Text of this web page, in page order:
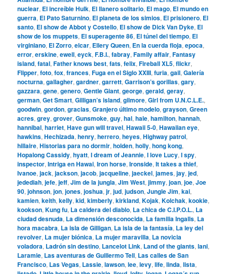
nuclear, El increíble Hulk, El llanero solitario, El mago, El mundo en
guerra, El Pato Saturnino, El planeta de los simios, El prisionero, El
santo, El show de Abbot y Costello, El show de Dick Van Dyke, El
show de los muppets, El superagente 86, El túnel del tiempo, El
virginiano, El Zorro,elcar, Ellery Queen, En la cuerda floja,epoca,
error,erskine,ewell,eyck,F.B.I.,fabray,Family affair,Fantasy
island,fatal,Father knows best,fats,felix,Fireball XL5,flickr,
Flipper,foto,fox,frances,Fuga en el Siglo XXIII,furia,gail,Galería
nocturna,gallagher,gardner,garrett,Garrison’s gorillas,gary,
gazzara,gene,genero,Gentle Giant,george,gerald,geray,
german,Get Smart,Gilligan’s island,gilmore,Girl from U.N.C.L.E.,
goodwin,gordon,gracias,Granjero último modelo,grayson,Green
acres,grey,grover,Gunsmoke,guy,hal,hale,hamilton,hannah,
hannibal,harriet,Have gun will travel,Hawaii 5-0,Hawaiian eye,
hawkins,Hechizada,henry,herrero,heyes,Highway patrol,
hillaire,Historias para no dormir,holden,holly,hong kong,
Hopalong Cassidy,hyatt,I dream of Jeannie,I love Lucy,I spy,
inspector,Intriga en Hawai,Iron horse,Ironside,It takes a thief,
Ivanoe,jack,jackson,jacob,jacqueline,jaeckel,james,jay,jed,
jedediah,jefe,jeff,Jim de la jungla,Jim West,jimmy,joan,joe,Joe
90,johnson,jon,jones,joshua,jr,jud,judson,Jungle Jim,kai,
kamien,keith,kelly,kid,kimberly,kirkland,Kojak,Kolchak,kookie,
kookson,Kung fu, La caldera del diablo, La chica de C.I.P.O.L., La
ciudad desnuda, La dimensión desconocida, La familia Ingalls, La
hora macabra, La isla de Gilligan, La isla de la fantasía, La ley del
revolver, La mujer biónica, La mujer maravilla, La novicia
voladora, Ladrón sin destino, Lancelot Link, Land of the giants,lani,
Laramie, Las aventuras de Guillermo Tell, Las calles de San
Francisco, Las Vegas, Lassie,lawson,lee,levy,life,linda,lista,